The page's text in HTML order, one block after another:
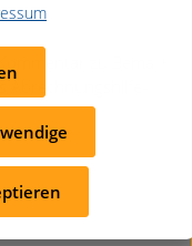
zu Bema +
Abrechnungshilfe-